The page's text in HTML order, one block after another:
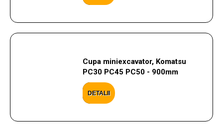
Cupa miniexcavator, Komatsu
PC30 PC45 PC50 - 900mm
DETALII